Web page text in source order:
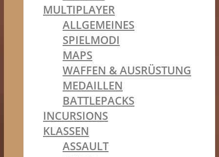
MULTIPLAYER
ALLGEMEINES
SPIELMODI
MAPS
WAFFEN & AUSRÜSTUNG
MEDAILLEN
BATTLEPACKS
INCURSIONS
KLASSEN
ASSAULT